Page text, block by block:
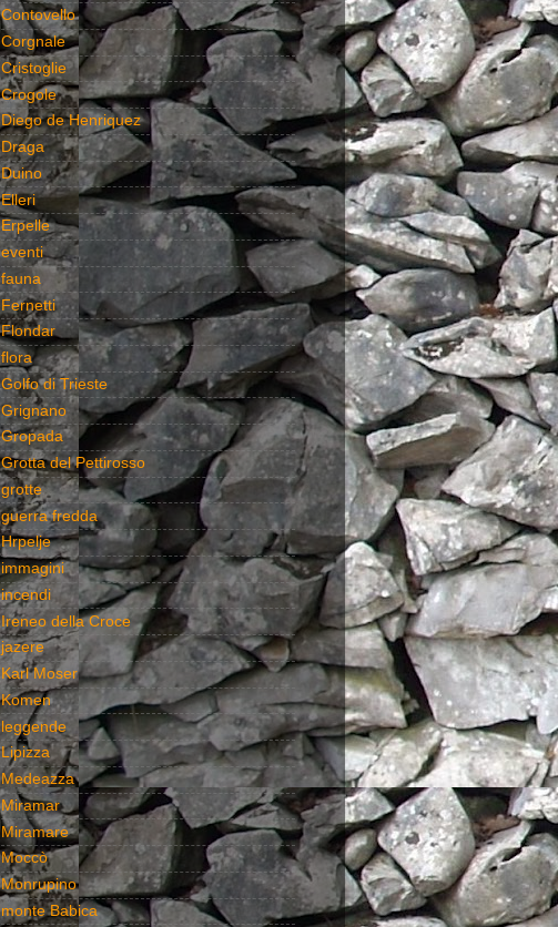
Contovello
Corgnale
Cristoglie
Crogole
Diego de Henriquez
Draga
Duino
Elleri
Erpelle
eventi
fauna
Fernetti
Flondar
flora
Golfo di Trieste
Grignano
Gropada
Grotta del Pettirosso
grotte
guerra fredda
Hrpelje
immagini
incendi
Ireneo della Croce
jazere
Karl Moser
Komen
leggende
Lipizza
Medeazza
Miramar
Miramare
Moccò
Monrupino
monte Babica